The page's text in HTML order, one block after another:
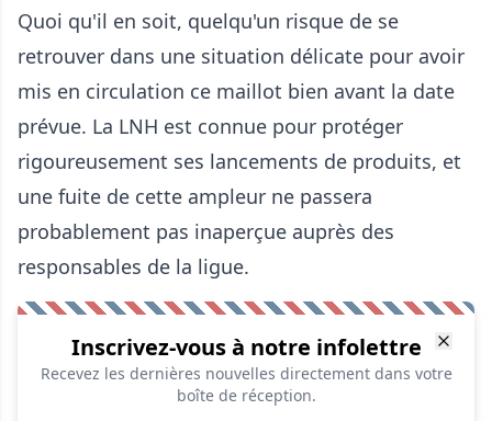
Quoi qu'il en soit, quelqu'un risque de se
retrouver dans une situation délicate pour avoir
mis en circulation ce maillot bien avant la date
prévue. La LNH est connue pour protéger
rigoureusement ses lancements de produits, et
une fuite de cette ampleur ne passera
probablement pas inaperçue auprès des
responsables de la ligue.
Inscrivez-vous à notre infolettre
Recevez les dernières nouvelles directement dans votre
boîte de réception.